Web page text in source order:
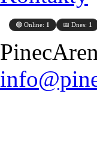
🟢 Online: 1 📅 Dnes: 1